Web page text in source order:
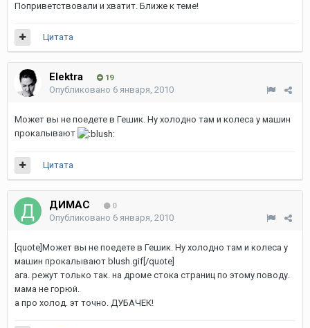
Поприветствовали и хватит. Ближе к теме!
Цитата
Elektra 19
Опубликовано 6 января, 2010
Может вы не поедете в Гешик. Ну холодно там и колеса у машин
прокалывают
Цитата
ДИМАС 0
Опубликовано 6 января, 2010
[quote]Может вы не поедете в Гешик. Ну холодно там и колеса у
машин прокалывают blush.gif[/quote]
ага. режут только так. на дроме стока страниц по этому поводу.
мама не горюй.
а про холод. эт точно. ДУБАЧЕК!